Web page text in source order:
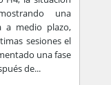
una
a medio plazo,
sesiones el
una fase
de...